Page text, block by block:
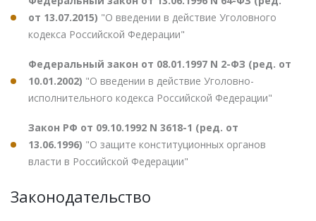
от 13.07.2015) "О введении в действие Уголовного
кодекса Российской Федерации"
Федеральный закон от 08.01.1997 N 2-ФЗ (ред. от
10.01.2002) "О введении в действие Уголовно-
исполнительного кодекса Российской Федерации"
Закон РФ от 09.10.1992 N 3618-1 (ред. от
13.06.1996) "О защите конституционных органов
власти в Российской Федерации"
Законодательство